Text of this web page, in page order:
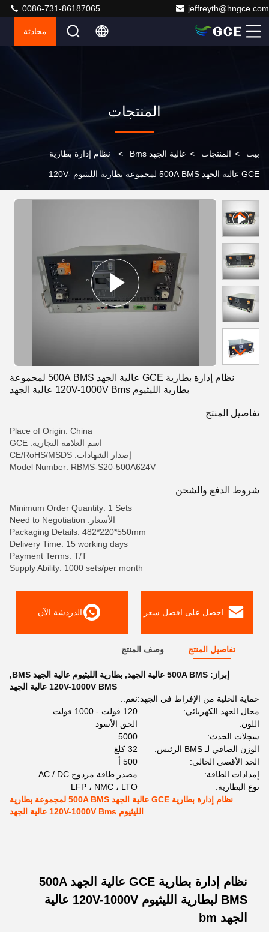
jeffreyth@hngce.com
0086-731-86187065
محادثة
المنتجات
بيت > المنتجات > عالية الجهد Bms > نظام إدارة بطارية
GCE عالية الجهد 500A BMS لمجموعة بطارية الليثيوم 120V-
نظام إدارة بطارية GCE عالية الجهد 500A BMS لمجموعة
بطارية الليثيوم 120V-1000V Bms عالية الجهد
تفاصيل المنتج
Place of Origin: China
اسم العلامة التجارية: GCE
إصدار الشهادات: CE/RoHS/MSDS
Model Number: RBMS-S20-500A624V
شروط الدفع والشحن
Minimum Order Quantity: 1 Sets
الأسعار: Need to Negotiation
Packaging Details: 482*220*550mm
Delivery Time: 15 working days
Payment Terms: T/T
Supply Ability: 1000 sets/per month
احصل على افضل سعر الدردشة الآن
تفاصيل المنتج وصف المنتج
إبراز: 500A BMS عالية الجهد , بطارية الليثيوم عالية الجهد BMS
,
120V-1000V BMS عالية الجهد
حماية الخلية من الإفراط في الجهد:نعم..
مجال الجهد الكهربائي:
120 فولت - 1000 فولت
اللون:
الحق الأسود
سجلات الحدث:
5000
الوزن الصافي لـ BMS الرئيس:
32 كلغ
الحد الأقصى الحالي:
500 أ
إمدادات الطاقة:
مصدر طاقة مزدوج AC / DC
نوع البطارية:
LFP ، NMC ، LTO
نظام إدارة بطارية GCE عالية الجهد 500A BMS لمجموعة بطارية
الليثيوم 120V-1000V Bms عالية الجهد
نظام إدارة بطارية GCE عالية الجهد 500A
BMS لبطارية الليثيوم 120V-1000V عالية
الجهد bm